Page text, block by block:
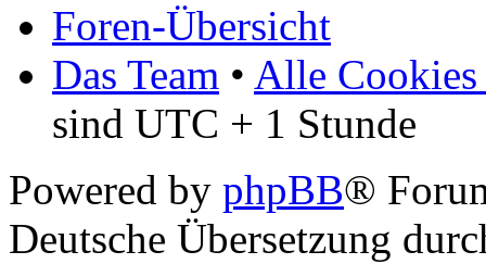
Foren-Übersicht
Das Team • Alle Cookies
sind UTC + 1 Stunde
Powered by phpBB®
Deutsche Übersetzung